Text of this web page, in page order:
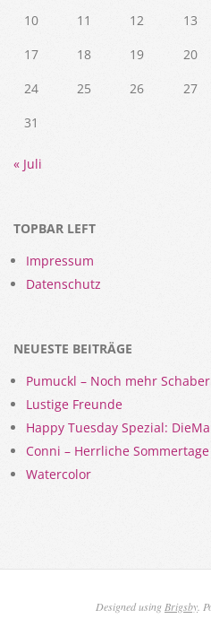
10
11 12 13
17
18 19 20
24
25 26 27
31
« Juli
TOPBAR LEFT
Impressum
Datenschutz
NEUESTE BEITRÄGE
Pumuckl – Noch mehr
Lustige Freunde
Happy Tuesday Spezial:
Conni – Herrliche
Watercolor
Designed using Brigsby .